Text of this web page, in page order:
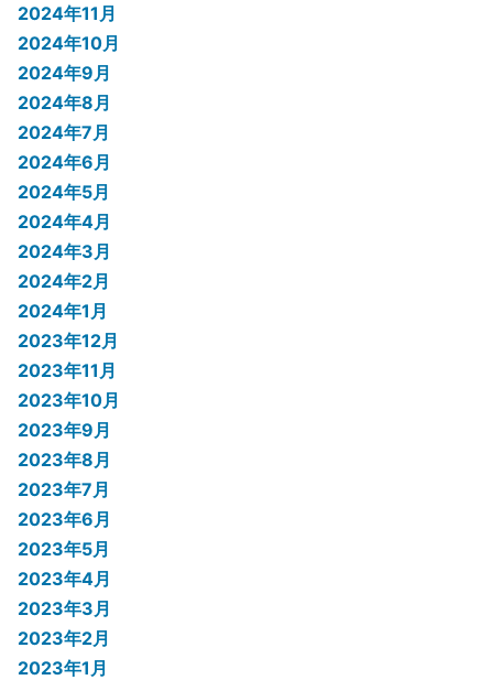
2024年11月
2024年10月
2024年9月
2024年8月
2024年7月
2024年6月
2024年5月
2024年4月
2024年3月
2024年2月
2024年1月
2023年12月
2023年11月
2023年10月
2023年9月
2023年8月
2023年7月
2023年6月
2023年5月
2023年4月
2023年3月
2023年2月
2023年1月